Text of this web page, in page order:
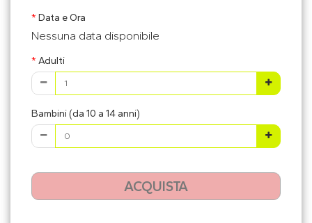
Data e Ora
Nessuna data disponibile
Adulti
Bambini (da 10 a 14 anni)
ACQUISTA